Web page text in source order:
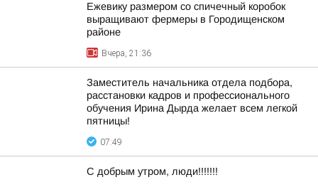
Ежевику размером со спичечный коробок
выращивают фермеры в Городищенском
районе
Вчера, 21:36
Заместитель начальника отдела подбора,
расстановки кадров и профессионального
обучения Ирина Дырда желает всем легкой
пятницы!
07:49
С добрым утром, люди!!!!!!!